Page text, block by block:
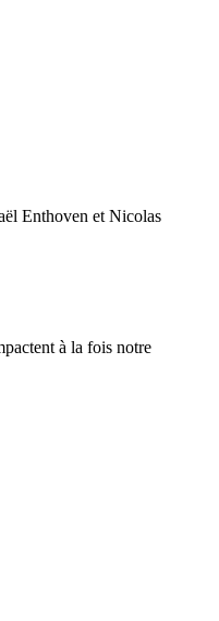
Enthoven et Nicolas
à la fois notre